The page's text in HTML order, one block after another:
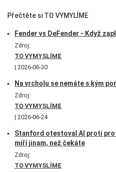
Přečtěte si TO VYMYLÍME
Fender vs DeFender - Když
Zdroj:
TO VYMYSLÍME
2026-06-30
Na vrcholu se nemáte s kým
Zdroj:
TO VYMYSLÍME
2026-06-24
Stanford otestoval AI proti
míří jinam, než čekáte
Zdroj:
TO VYMYSLÍME